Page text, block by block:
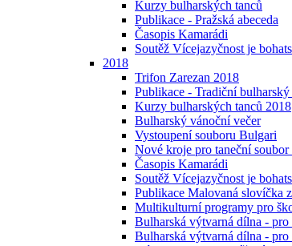
Kurzy bulharských tanců
Publikace - Pražská abeceda
Časopis Kamarádi
Soutěž Vícejazyčnost je
2018
Trifon Zarezan 2018
Publikace - Tradiční bulharský
Kurzy bulharských tanců 2018
Bulharský vánoční večer
Vystoupení souboru Bulgari
Nové kroje pro taneční
Časopis Kamarádi
Soutěž Vícejazyčnost je
Publikace Malovaná slovíčka
Multikulturní programy pro
Bulharská výtvarná dílna - pro
Bulharská výtvarná dílna - pro